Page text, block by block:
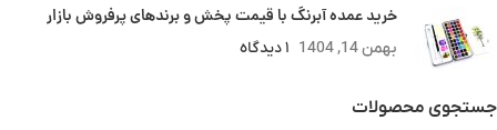
خرید عمده آبرنگ با قیمت پخش و برندهای پرفروش بازار
بهمن 14, 1404 ۱ دیدگاه
جستجوی محصولات